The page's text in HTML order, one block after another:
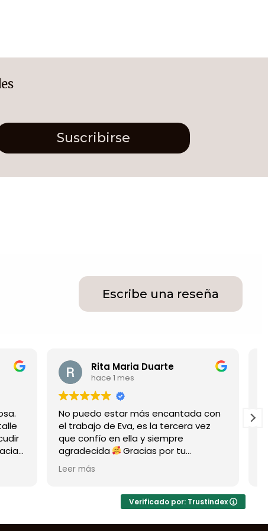
Suscribirse
Escribe una reseña
Duarte
más encantada con
es la tercera vez
y siempre
por tu
los resultados
y llegan al alma
Agueda Sancho
Es precioso lo que hace, es
muy original y unico si lo
Super recomendable..
Verificado por: Trustindex